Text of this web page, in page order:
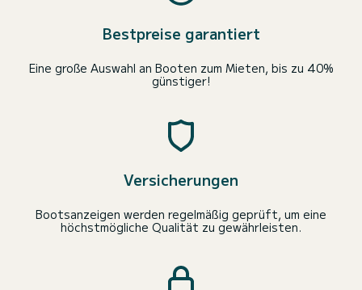
Bestpreise garantiert
Eine große Auswahl an Booten zum Mieten, bis zu 40%
günstiger!
Versicherungen
Bootsanzeigen werden regelmäßig geprüft, um eine
höchstmögliche Qualität zu gewährleisten.